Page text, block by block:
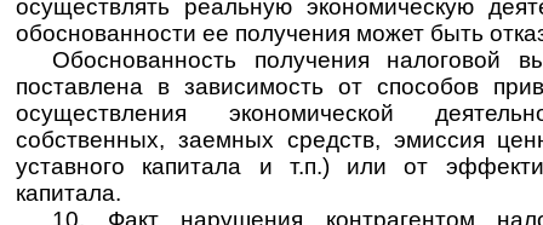
осуществлять реальную экономическую
обоснованности ее получения может быть
Обоснованность получения налоговой
поставлена в зависимость от способов
осуществления экономической
собственных, заемных средств, эмиссия
уставного капитала и т.п.) или от
капитала.
10. Факт нарушения контрагентом